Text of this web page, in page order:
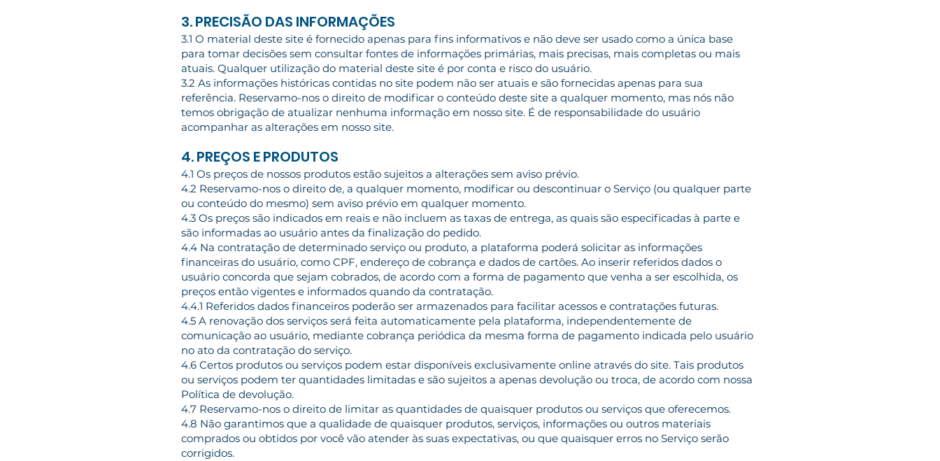
3. PRECISÃO DAS INFORMAÇÕES
3.1 O material deste site é fornecido apenas para fins informativos e não deve ser usado como a única base
para tomar decisões sem consultar fontes de informações primárias, mais precisas, mais completas ou mais
atuais. Qualquer utilização do material deste site é por conta e risco do usuário.
3.2 As informações históricas contidas no site podem não ser atuais e são fornecidas apenas para sua
referência. Reservamo-nos o direito de modificar o conteúdo deste site a qualquer momento, mas nós não
temos obrigação de atualizar nenhuma informação em nosso site. É de responsabilidade do usuário
acompanhar as alterações em nosso site.
4. PREÇOS E PRODUTOS
4.1 Os preços de nossos produtos estão sujeitos a alterações sem aviso prévio.
4.2 Reservamo-nos o direito de, a qualquer momento, modificar ou descontinuar o Serviço (ou qualquer parte
ou conteúdo do mesmo) sem aviso prévio em qualquer momento.
4.3 Os preços são indicados em reais e não incluem as taxas de entrega, as quais são especificadas à parte e
são informadas ao usuário antes da finalização do pedido.
4.4 Na contratação de determinado serviço ou produto, a plataforma poderá solicitar as informações
financeiras do usuário, como CPF, endereço de cobrança e dados de cartões. Ao inserir referidos dados o
usuário concorda que sejam cobrados, de acordo com a forma de pagamento que venha a ser escolhida, os
preços então vigentes e informados quando da contratação.
4.4.1 Referidos dados financeiros poderão ser armazenados para facilitar acessos e contratações futuras.
4.5 A renovação dos serviços será feita automaticamente pela plataforma, independentemente de
comunicação ao usuário, mediante cobrança periódica da mesma forma de pagamento indicada pelo usuário
no ato da contratação do serviço.
4.6 Certos produtos ou serviços podem estar disponíveis exclusivamente online através do site. Tais produtos
ou serviços podem ter quantidades limitadas e são sujeitos a apenas devolução ou troca, de acordo com nossa
Política de devolução.
4.7 Reservamo-nos o direito de limitar as quantidades de quaisquer produtos ou serviços que oferecemos.
4.8 Não garantimos que a qualidade de quaisquer produtos, serviços, informações ou outros materiais
comprados ou obtidos por você vão atender às suas expectativas, ou que quaisquer erros no Serviço serão
corrigidos.